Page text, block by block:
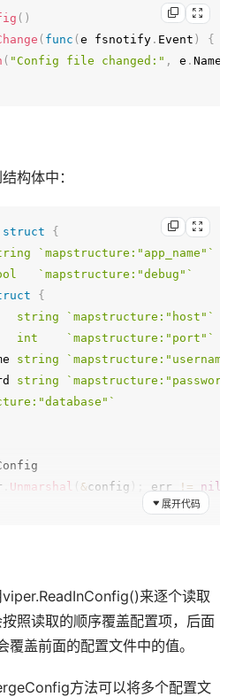
( )
( func (e fsnotify . Event )
{
( "Config file changed:" , e .Name
构体中：
struct
{
`mapstructure:"app_name"`
`mapstructure:"debug"`
{
string
`mapstructure:"host"`
int
`mapstructure:"port"`
string
string
Unmarshal ( &config ) err != nil
展开代码
来逐个读取
照读取的顺序覆盖配置项，后面
盖前面的配置文件中的值。
方法可以将多个配置文